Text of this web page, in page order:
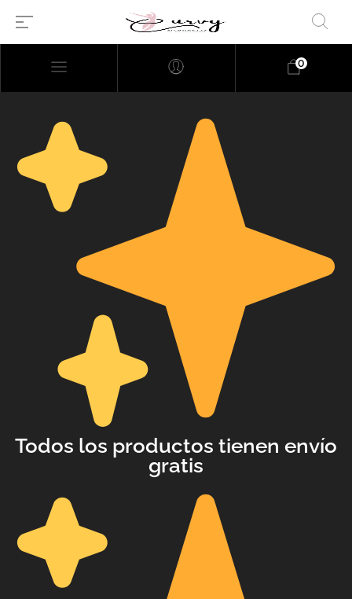
Millions of people around the
design templates, learn
creative skills or even hire
freelancers. With an industry-
leading marketplace paired
with an unlimited subscription
service, Envato helps creatives
like you get projects done
Privacy Policy
0
Todos los productos tienen envío
gratis